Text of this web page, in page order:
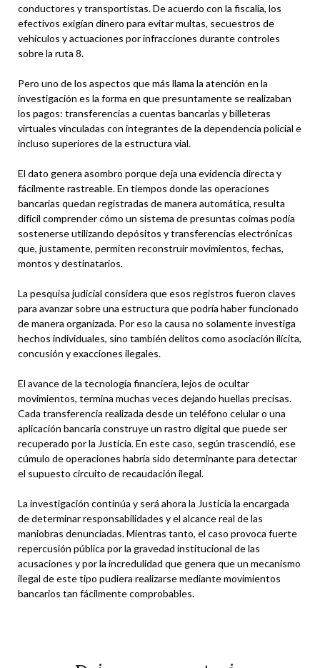
conductores y transportistas. De acuerdo con la fiscalía, los
efectivos exigían dinero para evitar multas, secuestros de
vehículos y actuaciones por infracciones durante controles
sobre la ruta 8.
Pero uno de los aspectos que más llama la atención en la
investigación es la forma en que presuntamente se realizaban
los pagos: transferencias a cuentas bancarias y billeteras
virtuales vinculadas con integrantes de la dependencia policial e
incluso superiores de la estructura vial.
El dato genera asombro porque deja una evidencia directa y
fácilmente rastreable. En tiempos donde las operaciones
bancarias quedan registradas de manera automática, resulta
difícil comprender cómo un sistema de presuntas coimas podía
sostenerse utilizando depósitos y transferencias electrónicas
que, justamente, permiten reconstruir movimientos, fechas,
montos y destinatarios.
La pesquisa judicial considera que esos registros fueron claves
para avanzar sobre una estructura que podría haber funcionado
de manera organizada. Por eso la causa no solamente investiga
hechos individuales, sino también delitos como asociación ilícita,
concusión y exacciones ilegales.
El avance de la tecnología financiera, lejos de ocultar
movimientos, termina muchas veces dejando huellas precisas.
Cada transferencia realizada desde un teléfono celular o una
aplicación bancaria construye un rastro digital que puede ser
recuperado por la Justicia. En este caso, según trascendió, ese
cúmulo de operaciones habría sido determinante para detectar
el supuesto circuito de recaudación ilegal.
La investigación continúa y será ahora la Justicia la encargada
de determinar responsabilidades y el alcance real de las
maniobras denunciadas. Mientras tanto, el caso provoca fuerte
repercusión pública por la gravedad institucional de las
acusaciones y por la incredulidad que genera que un mecanismo
ilegal de este tipo pudiera realizarse mediante movimientos
bancarios tan fácilmente comprobables.